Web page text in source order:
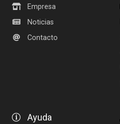
Empresa
Noticias
Contacto
Ayuda